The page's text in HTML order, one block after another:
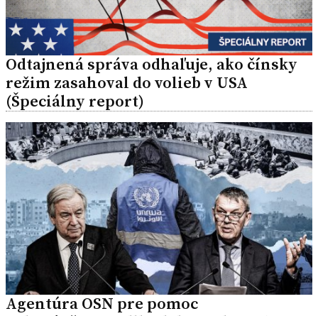
Odtajnená správa odhaľuje, ako čínsky
režim zasahoval do volieb v USA
(Špeciálny report)
Agentúra OSN pre pomoc